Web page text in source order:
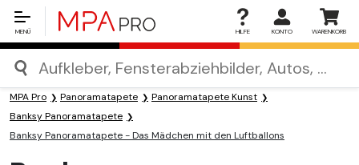
MENÜ HILFE KONTO WARENKORB
MPA Pro Panoramatapete
Panoramatapete Kunst
Banksy Panoramatapete
Banksy Panoramatapete - Das Mädchen mit den Luftballons